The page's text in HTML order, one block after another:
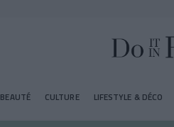
BEAUTÉ CULTURE LIFESTYLE & DÉCO